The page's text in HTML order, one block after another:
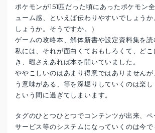
ポケモンが151匹だった頃にあったポケモン
ューム感、といえば伝わりやすいでしょう
しょうか。そうですか。）
ゲームの攻略本、解体新書や設定資料集を
私には、それが面白くておもしろくて、ど
き、暇さえあれば本を開いていました。
ややこしいのはあまり得意ではありません
う意味がある、等を深堀りしていくのは楽
という間に過ぎてしまいます。
タグのひとつひとつでコンテンツが出来、
サービス等のシステムになっていくのは今